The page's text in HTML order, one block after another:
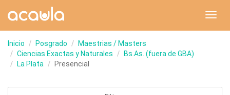
Inicio Posgrado
Maestrias / Masters
Ciencias Exactas y Naturales
Bs.As. (fuera de GBA)
La Plata
Presencial